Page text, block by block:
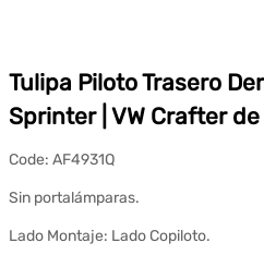
Tulipa Piloto Trasero
Sprinter | VW Crafter
Code: AF4931Q
Sin portalámparas.
Lado Montaje: Lado Copiloto.